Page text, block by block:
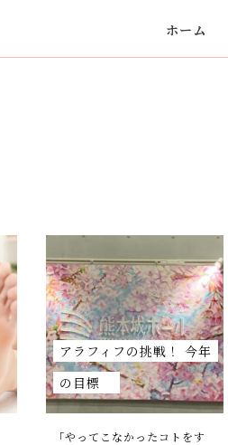
ホーム
アラフィフの挑戦！ 今年
の目標
「やってこなかったコトをす